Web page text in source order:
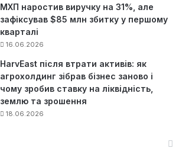
МХП наростив виручку на 31%, але
зафіксував $85 млн збитку у першому
кварталі
16.06.2026
HarvEast після втрати активів: як
агрохолдинг зібрав бізнес заново і
чому зробив ставку на ліквідність,
землю та зрошення
18.06.2026